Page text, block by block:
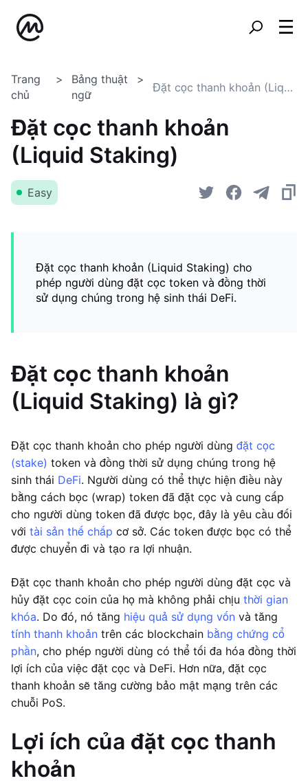
Trang
chủ
Bảng thuật
ngữ
Đặt cọc thanh khoản (Liquid Staking)
Đặt cọc thanh khoản
(Liquid Staking)
Easy
Đặt cọc thanh khoản (Liquid Staking) cho
phép người dùng đặt cọc token và đồng thời
sử dụng chúng trong hệ sinh thái DeFi.
Đặt cọc thanh khoản
(Liquid Staking) là gì?
Đặt cọc thanh khoản cho phép người dùng đặt cọc
(stake) token và đồng thời sử dụng chúng trong hệ
sinh thái DeFi. Người dùng có thể thực hiện điều này
bằng cách bọc (wrap) token đã đặt cọc và cung cấp
cho người dùng token đã được bọc, đây là yêu cầu đối
với tài sản thế chấp cơ sở. Các token được bọc có thể
được chuyển đi và tạo ra lợi nhuận.
Đặt cọc thanh khoản cho phép người dùng đặt cọc và
hủy đặt cọc coin của họ mà không phải chịu thời gian
khóa. Do đó, nó tăng hiệu quả sử dụng vốn và tăng
tính thanh khoản trên các blockchain bằng chứng cổ
phần, cho phép người dùng có thể tối đa hóa đồng thời
lợi ích của việc đặt cọc và DeFi. Hơn nữa, đặt cọc
thanh khoản sẽ tăng cường bảo mật mạng trên các
chuỗi PoS.
Lợi ích của đặt cọc thanh
khoản